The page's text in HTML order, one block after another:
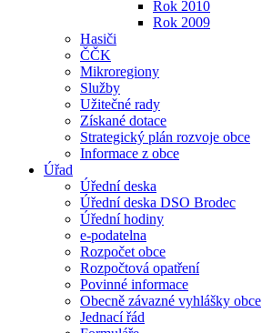
Rok 2010
Rok 2009
Hasiči
ČČK
Mikroregiony
Služby
Užitečné rady
Získané dotace
Strategický plán rozvoje obce
Informace z obce
Úřad
Úřední deska
Úřední deska DSO Brodec
Úřední hodiny
e-podatelna
Rozpočet obce
Rozpočtová opatření
Povinné informace
Obecně závazné vyhlášky obce
Jednací řád